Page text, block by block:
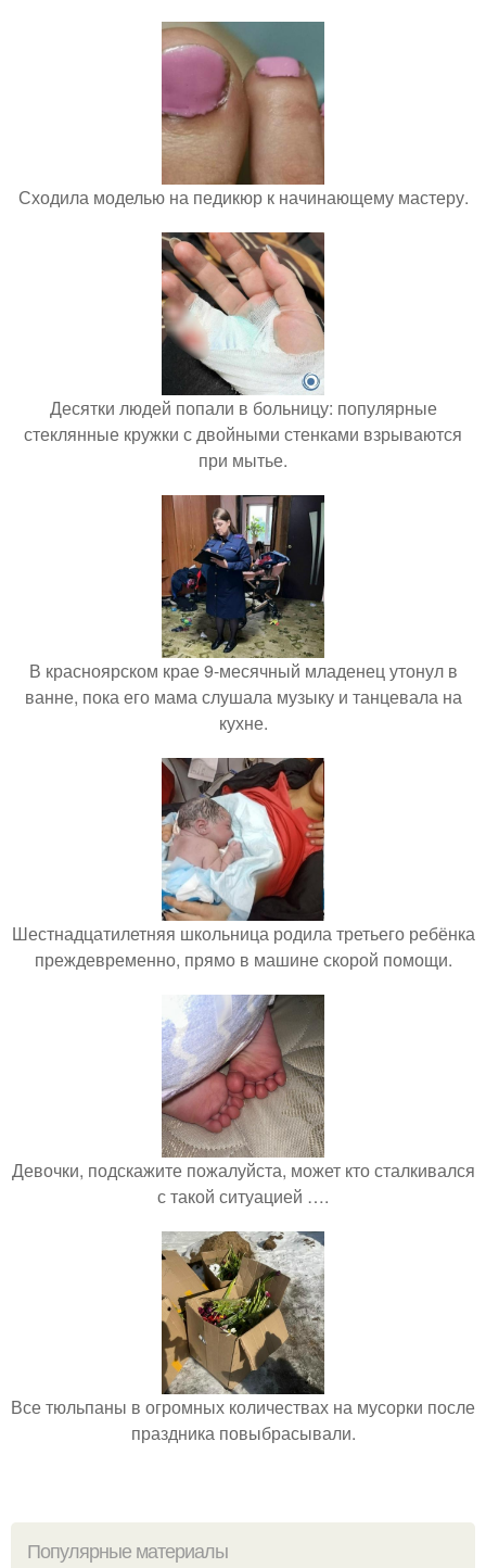
Сходила моделью на педикюр к начинающему мастеру.
Десятки людей попали в больницу: популярные
стеклянные кружки с двойными стенками взрываются
при мытье.
В красноярском крае 9-месячный младенец утонул в
ванне, пока его мама слушала музыку и танцевала на
кухне.
Шестнадцатилетняя школьница родила третьего ребёнка
преждевременно, прямо в машине скорой помощи.
Девочки, подскажите пожалуйста, может кто сталкивался
с такой ситуацией ….
Все тюльпаны в огромных количествах на мусорки после
праздника повыбрасывали.
Популярные материалы